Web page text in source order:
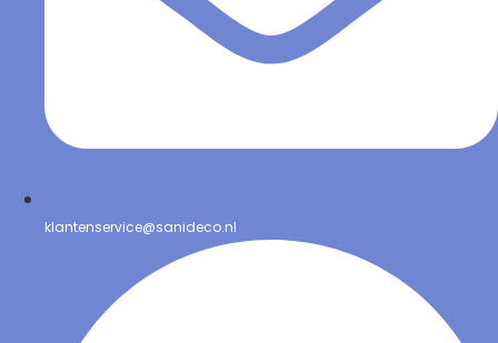
klantenservice@sanideco.nl